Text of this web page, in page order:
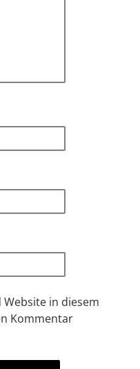
Website in diesem
Kommentar